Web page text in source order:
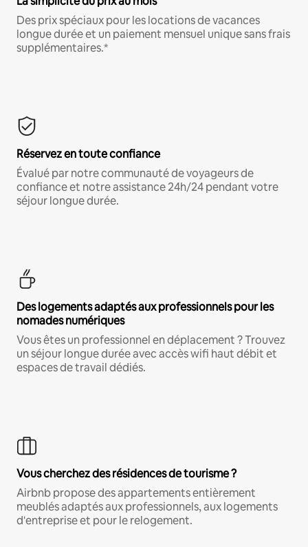
Des prix spéciaux pour les locations de vacances
longue durée et un paiement mensuel unique sans frais
supplémentaires.*
Réservez en toute confiance
Évalué par notre communauté de voyageurs de
confiance et notre assistance 24h/24 pendant votre
séjour longue durée.
Des logements adaptés aux professionnels pour les
nomades numériques
Vous êtes un professionnel en déplacement ? Trouvez
un séjour longue durée avec accès wifi haut débit et
espaces de travail dédiés.
Vous cherchez des résidences de tourisme ?
Airbnb propose des appartements entièrement
meublés adaptés aux professionnels, aux logements
d'entreprise et pour le relogement.